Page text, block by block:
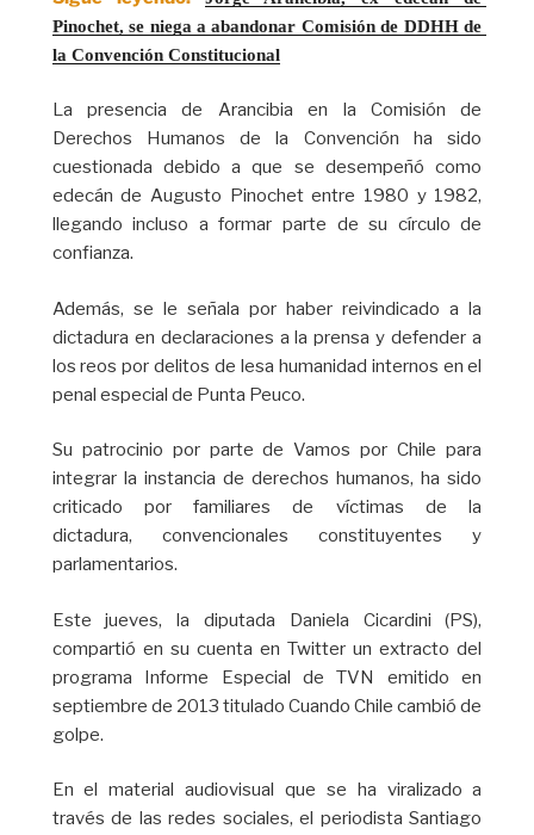
Pinochet, se niega a abandonar Comisión de DDHH de
la Convención Constitucional
La presencia de Arancibia en la Comisión de
Derechos Humanos de la Convención ha sido
cuestionada debido a que se desempeñó como
edecán de Augusto Pinochet entre 1980 y 1982,
llegando incluso a formar parte de su círculo de
confianza.
Además, se le señala por haber reivindicado a la
dictadura en declaraciones a la prensa y defender a
los reos por delitos de lesa humanidad internos en el
penal especial de Punta Peuco.
Su patrocinio por parte de Vamos por Chile para
integrar la instancia de derechos humanos, ha sido
criticado por familiares de víctimas de la
dictadura, convencionales constituyentes y
parlamentarios.
Este jueves, la diputada Daniela Cicardini (PS),
compartió en su cuenta en Twitter un extracto del
programa Informe Especial de TVN emitido en
septiembre de 2013 titulado Cuando Chile cambió de
golpe.
En el material audiovisual que se ha viralizado a
través de las redes sociales, el periodista Santiago